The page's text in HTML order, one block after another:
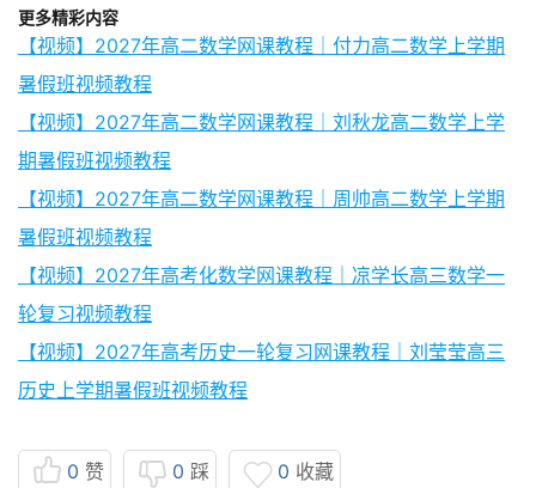
更多精彩内容
【视频】2027年高二数学网课教程｜付力高二数学上学期
暑假班视频教程
【视频】2027年高二数学网课教程｜刘秋龙高二数学上学
期暑假班视频教程
【视频】2027年高二数学网课教程｜周帅高二数学上学期
暑假班视频教程
【视频】2027年高考化数学网课教程｜凉学长高三数学一
轮复习视频教程
【视频】2027年高考历史一轮复习网课教程｜刘莹莹高三
历史上学期暑假班视频教程
0 赞 0 踩 0 收藏